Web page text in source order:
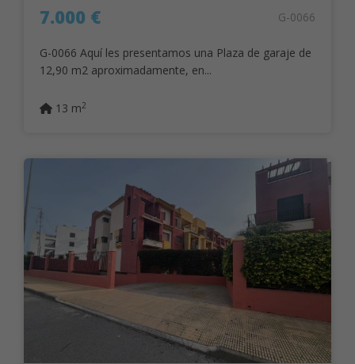
7.000 € G-0066
G-0066 Aquí les presentamos una Plaza de garaje de
12,90 m2 aproximadamente, en...
13 m2